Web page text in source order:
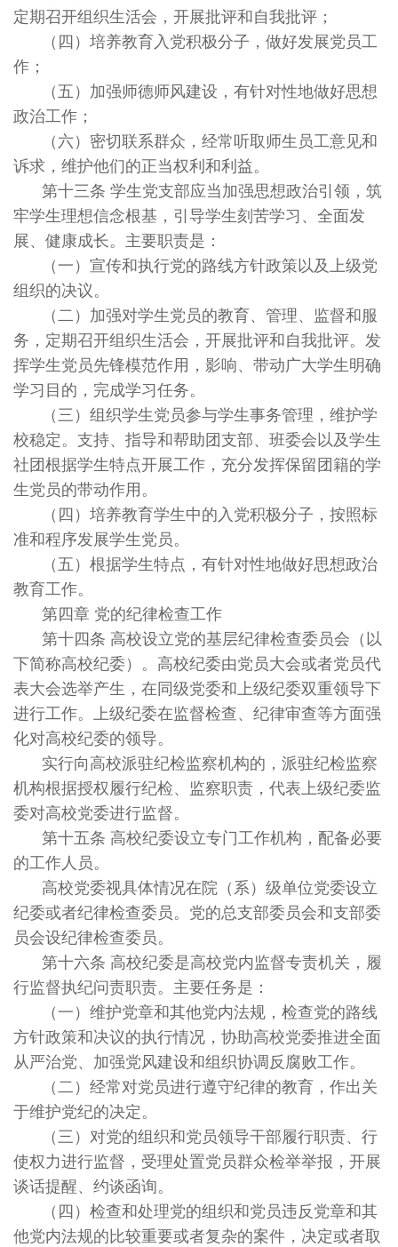
定期召开组织生活会，开展批评和自我批评；
（四）培养教育入党积极分子，做好发展党员工
作；
（五）加强师德师风建设，有针对性地做好思想
政治工作；
（六）密切联系群众，经常听取师生员工意见和
诉求，维护他们的正当权利和利益。
第十三条 学生党支部应当加强思想政治引领，筑
牢学生理想信念根基，引导学生刻苦学习、全面发
展、健康成长。主要职责是：
（一）宣传和执行党的路线方针政策以及上级党
组织的决议。
（二）加强对学生党员的教育、管理、监督和服
务，定期召开组织生活会，开展批评和自我批评。发
挥学生党员先锋模范作用，影响、带动广大学生明确
学习目的，完成学习任务。
（三）组织学生党员参与学生事务管理，维护学
校稳定。支持、指导和帮助团支部、班委会以及学生
社团根据学生特点开展工作，充分发挥保留团籍的学
生党员的带动作用。
（四）培养教育学生中的入党积极分子，按照标
准和程序发展学生党员。
（五）根据学生特点，有针对性地做好思想政治
教育工作。
第四章 党的纪律检查工作
第十四条 高校设立党的基层纪律检查委员会（以
下简称高校纪委）。高校纪委由党员大会或者党员代
表大会选举产生，在同级党委和上级纪委双重领导下
进行工作。上级纪委在监督检查、纪律审查等方面强
化对高校纪委的领导。
实行向高校派驻纪检监察机构的，派驻纪检监察
机构根据授权履行纪检、监察职责，代表上级纪委监
委对高校党委进行监督。
第十五条 高校纪委设立专门工作机构，配备必要
的工作人员。
高校党委视具体情况在院（系）级单位党委设立
纪委或者纪律检查委员。党的总支部委员会和支部委
员会设纪律检查委员。
第十六条 高校纪委是高校党内监督专责机关，履
行监督执纪问责职责。主要任务是：
（一）维护党章和其他党内法规，检查党的路线
方针政策和决议的执行情况，协助高校党委推进全面
从严治党、加强党风建设和组织协调反腐败工作。
（二）经常对党员进行遵守纪律的教育，作出关
于维护党纪的决定。
（三）对党的组织和党员领导干部履行职责、行
使权力进行监督，受理处置党员群众检举举报，开展
谈话提醒、约谈函询。
（四）检查和处理党的组织和党员违反党章和其
他党内法规的比较重要或者复杂的案件，决定或者取